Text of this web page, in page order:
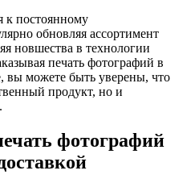
к постоянному
обновляя ассортимент
новшества в технологии
печать фотографий в
вы можете быть уверены, что
продукт, но и
фотографий